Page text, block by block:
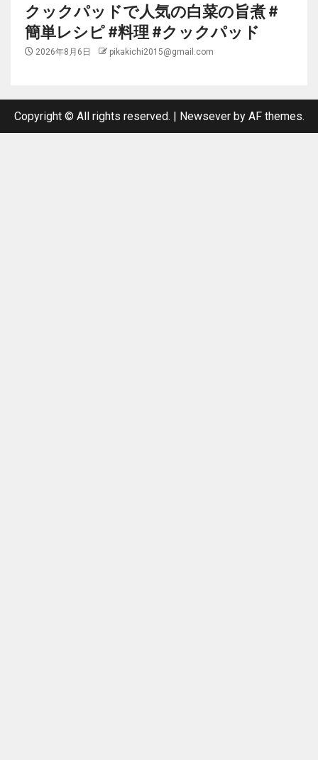
クックパッドで人気の白菜の旨煮 #
簡単レシピ #料理 #クックパッド
2026年8月6日 pikakichi2015@gmail.com
Copyright © All rights reserved. | Newseverby AF themes.